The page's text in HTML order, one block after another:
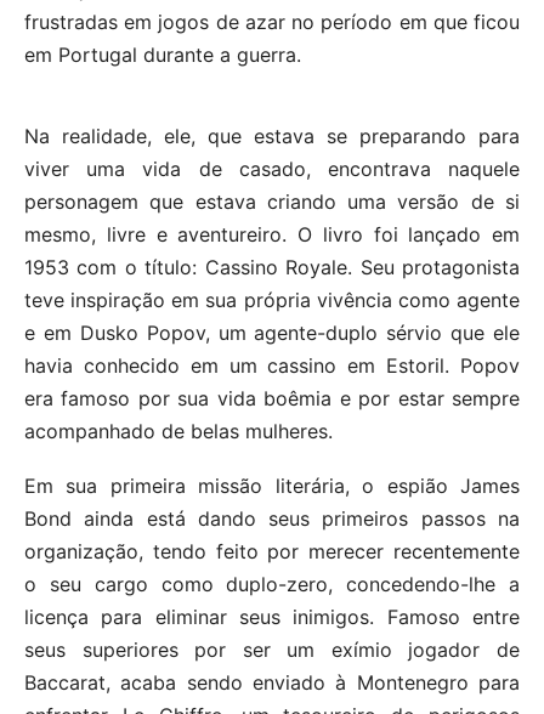
frustradas em jogos de azar no período em que ficou
em Portugal durante a guerra.
Na realidade, ele, que estava se preparando para
viver uma vida de casado, encontrava naquele
personagem que estava criando uma versão de si
mesmo, livre e aventureiro. O livro foi lançado em
1953 com o título: Cassino Royale. Seu protagonista
teve inspiração em sua própria vivência como agente
e em Dusko Popov, um agente-duplo sérvio que ele
havia conhecido em um cassino em Estoril. Popov
era famoso por sua vida boêmia e por estar sempre
acompanhado de belas mulheres.
Em sua primeira missão literária, o espião James
Bond ainda está dando seus primeiros passos na
organização, tendo feito por merecer recentemente
o seu cargo como duplo-zero, concedendo-lhe a
licença para eliminar seus inimigos. Famoso entre
seus superiores por ser um exímio jogador de
Baccarat, acaba sendo enviado à Montenegro para